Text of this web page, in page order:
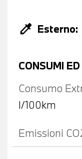
colorize Esterno:
CONSUMI
Consumo
l/100km
Emissioni